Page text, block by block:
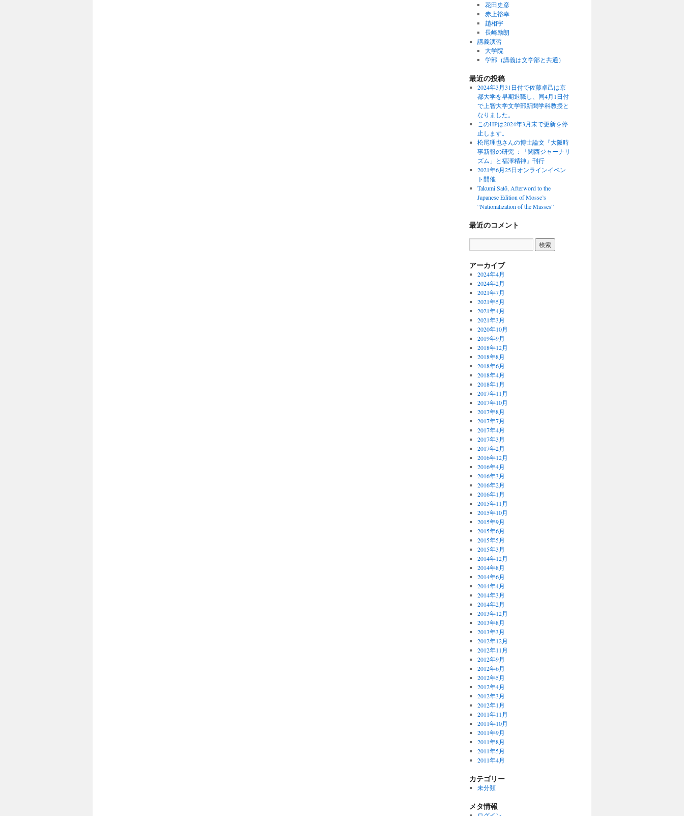
花田史彦
赤上裕幸
趙相宇
長崎励朗
講義演習
大学院
学部（講義は文学部と共通）
最近の投稿
2024年3月31日付で佐藤卓己は京
都大学を早期退職し、同4月1日付
で上智大学文学部新聞学科教授と
なりました。
このHPは2024年3月末で更新を停
止します。
松尾理也さんの博士論文『大阪時
事新報の研究 ：「関西ジャーナリ
ズム」と福澤精神』刊行
2021年6月25日オンラインイベン
ト開催
Takumi Satō, Afterword to the
Japanese Edition of Mosse’s
“Nationalization of the Masses”
最近のコメント
アーカイブ
2024年4月
2024年2月
2021年7月
2021年5月
2021年4月
2021年3月
2020年10月
2019年9月
2018年12月
2018年8月
2018年6月
2018年4月
2018年1月
2017年11月
2017年10月
2017年8月
2017年7月
2017年4月
2017年3月
2017年2月
2016年12月
2016年4月
2016年3月
2016年2月
2016年1月
2015年11月
2015年10月
2015年9月
2015年6月
2015年5月
2015年3月
2014年12月
2014年8月
2014年6月
2014年4月
2014年3月
2014年2月
2013年12月
2013年8月
2013年3月
2012年12月
2012年11月
2012年9月
2012年6月
2012年5月
2012年4月
2012年3月
2012年1月
2011年11月
2011年10月
2011年9月
2011年8月
2011年5月
2011年4月
カテゴリー
未分類
メタ情報